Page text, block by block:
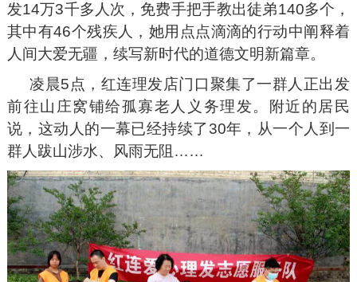
发14万3千多人次，免费手把手教出徒弟140多个，
其中有46个残疾人，她用点点滴滴的行动中阐释着
人间大爱无疆，续写新时代的道德文明新篇章。
凌晨5点，红连理发店门口聚集了一群人正出发
前往山庄窝铺给孤寡老人义务理发。附近的居民
说，这动人的一幕已经持续了30年，从一个人到一
群人跋山涉水、风雨无阻……